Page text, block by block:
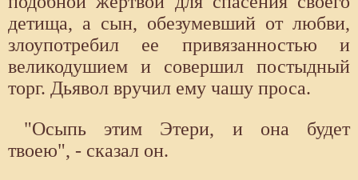
детища, а сын, обезумевший от любви,
злоупотребил ее привязанностью и
великодушием и совершил постыдный
торг. Дьявол вручил ему чашу проса.
"Осыпь этим Этери, и она будет
твоею", - сказал он.